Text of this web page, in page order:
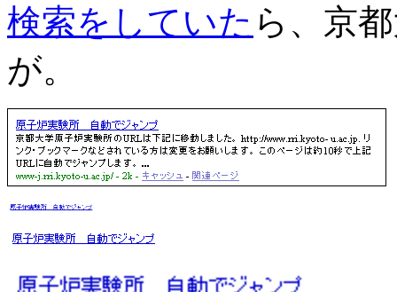
検索をしていた ら、京
が。